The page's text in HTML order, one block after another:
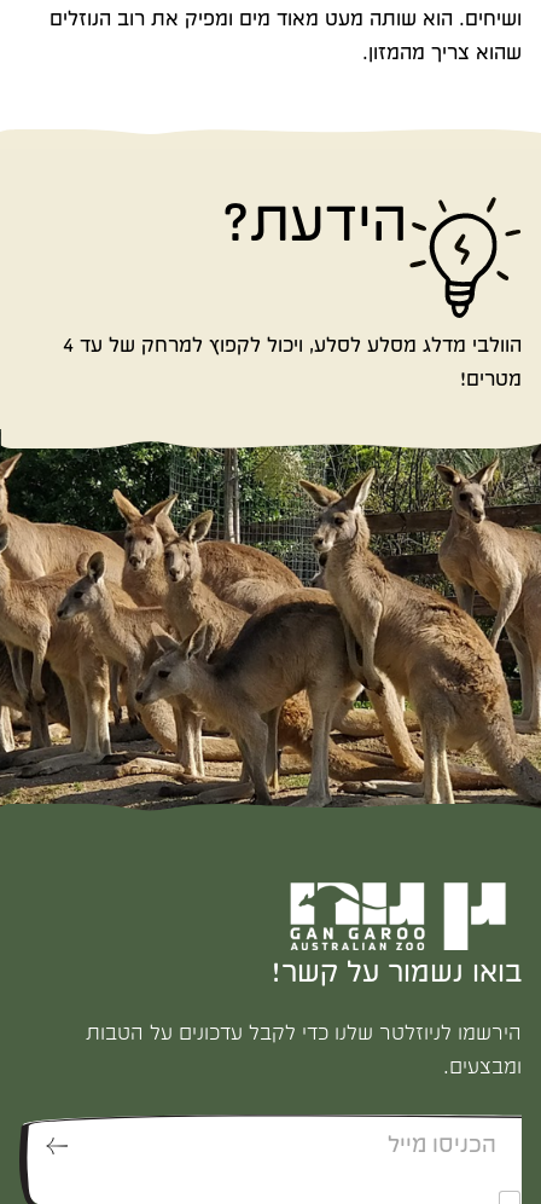
ושיחים. הוא שותה מעט מאוד מים ומפיק את רוב הנוזלים
שהוא צריך מהמזון.
הידעת?
הוולבי מדלג מסלע לסלע, ויכול לקפוץ למרחק של עד 4
מטרים!
בואו נשמור על קשר!
הירשמו לניוזלטר שלנו כדי לקבל עדכונים על הטבות
ומבצעים.
*